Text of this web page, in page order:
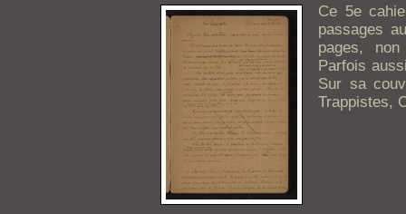
Ce 5e
passages
pages,
Parfois
Sur sa
Trappistes,